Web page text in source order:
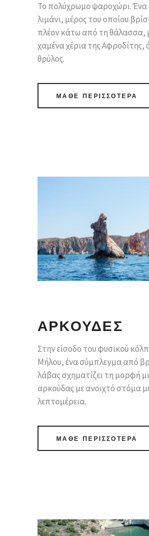
Το πολύχρωμο ψαροχώρι. Ένα
λιμάνι, μέρος του οποίου
πλέον κάτω από τη θάλασσα,
χαμένα χέρια της Αφροδίτης,
θρύλος.
ΜΑΘΕ ΠΕΡΙΣΣΟΤΕΡΑ
ΑΡΚΟΥΔΕΣ
Στην είσοδο του φυσικού
Μήλου, ένα σύμπλεγμα από
λάβας σχηματίζει τη μορφή
αρκούδας με ανοιχτό στόμα
λεπτομέρεια.
ΜΑΘΕ ΠΕΡΙΣΣΟΤΕΡΑ